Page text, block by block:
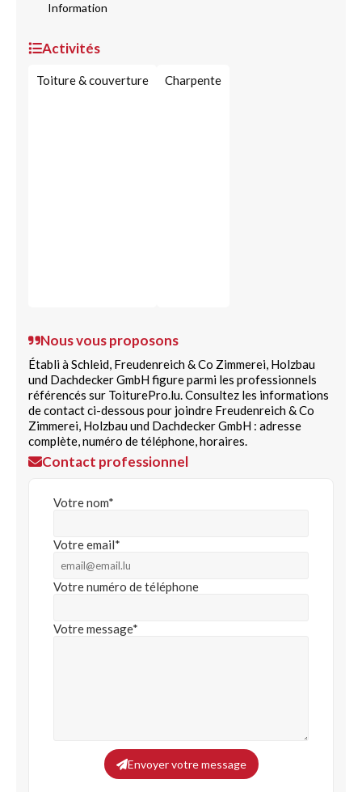
Information
Activités
Toiture & couverture Charpente
Nous vous proposons
Établi à Schleid, Freudenreich & Co Zimmerei, Holzbau
und Dachdecker GmbH figure parmi les professionnels
référencés sur ToiturePro.lu. Consultez les informations
de contact ci-dessous pour joindre Freudenreich & Co
Zimmerei, Holzbau und Dachdecker GmbH : adresse
complète, numéro de téléphone, horaires.
Contact professionnel
Votre nom*
Votre email*
Votre numéro de téléphone
Votre message*
Envoyer votre message